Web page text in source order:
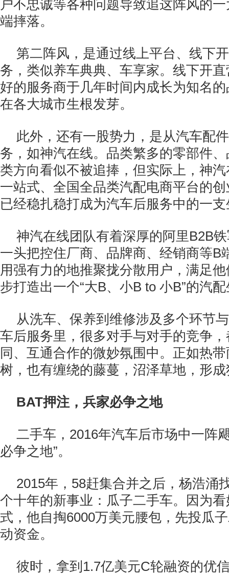
户不忠诚等各种问题导致追这阵风的
端摔落。
第二阵风，是通过线上平台、线下
务，类似养车典典、车享家。线下开
好的服务商于几年时间内成长为知名
在各大城市生根发芽。
此外，还有一股势力，是从汽车配
务，如神汽在线。品类繁多的零部件
类方向看似不被追捧，但实际上，神
一站式、全国全品类汽配电商平台的
已经稳扎稳打成为汽车后服务中的一
神汽在线团队有着深厚的阿里B2B
一头把控住厂商、品牌商、经销商等B
用强有力的地推聚拢分散用户，满足
步打造出一个“大B、小B to 小B”的汽
从洗车、保养到维修涉及多个环节
车后服务里，很多对手与对手的竞争
同、互通合作的微妙氛围中。正如热
树，也有缠绕的藤蔓，沼泽草地，形
BAT押注，兵家必争之地
二手车，2016年汽车后市场中一阵
必争之地”。
2015年，58赶集合并之后，杨浩涌
个十年的新事业：瓜子二手车。因为
式，他自掏6000万美元腰包，先投瓜
动资金。
彼时，拿到1.7亿美元C轮融资的优